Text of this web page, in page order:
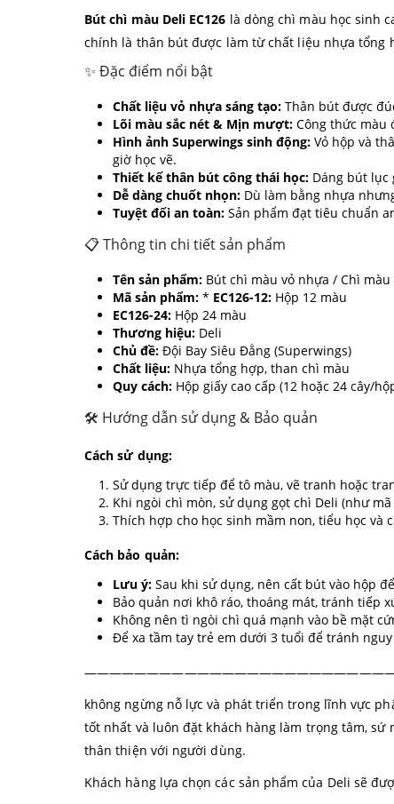
Bút chì màu Deli EC126 là dòng chì màu học sinh
chính là thân bút được làm từ chất liệu nhựa tổng
✨ Đặc điểm nổi bật
Chất liệu vỏ nhựa sáng tạo: Thân bút được
Lõi màu sắc nét & Mịn mượt: Công thức màu
Hình ảnh Superwings sinh động: Vỏ hộp và
giờ học vẽ.
Thiết kế thân bút công thái học: Dáng bút lục
Dễ dàng chuốt nhọn: Dù làm bằng nhựa
Tuyệt đối an toàn: Sản phẩm đạt tiêu chuẩn
📋 Thông tin chi tiết sản phẩm
Tên sản phẩm: Bút chì màu vỏ nhựa / Chì màu
Mã sản phẩm: * EC126-12: Hộp 12 màu
EC126-24: Hộp 24 màu
Thương hiệu: Deli
Chủ đề: Đội Bay Siêu Đẳng (Superwings)
Chất liệu: Nhựa tổng hợp, than chì màu
Quy cách: Hộp giấy cao cấp (12 hoặc 24 cây/
🛠 Hướng dẫn sử dụng & Bảo quản
Cách sử dụng:
Sử dụng trực tiếp để tô màu, vẽ tranh hoặc
Khi ngòi chì mòn, sử dụng gọt chì Deli (như
Thích hợp cho học sinh mầm non, tiểu học và
Cách bảo quản:
Lưu ý: Sau khi sử dụng, nên cất bút vào hộp
Bảo quản nơi khô ráo, thoáng mát, tránh tiếp
Không nên tì ngòi chì quá mạnh vào bề mặt
Để xa tầm tay trẻ em dưới 3 tuổi để tránh
không ngừng nỗ lực và phát triển trong lĩnh vực
tốt nhất và luôn đặt khách hàng làm trọng tâm,
thân thiện với người dùng.
Khách hàng lựa chọn các sản phẩm của Deli sẽ